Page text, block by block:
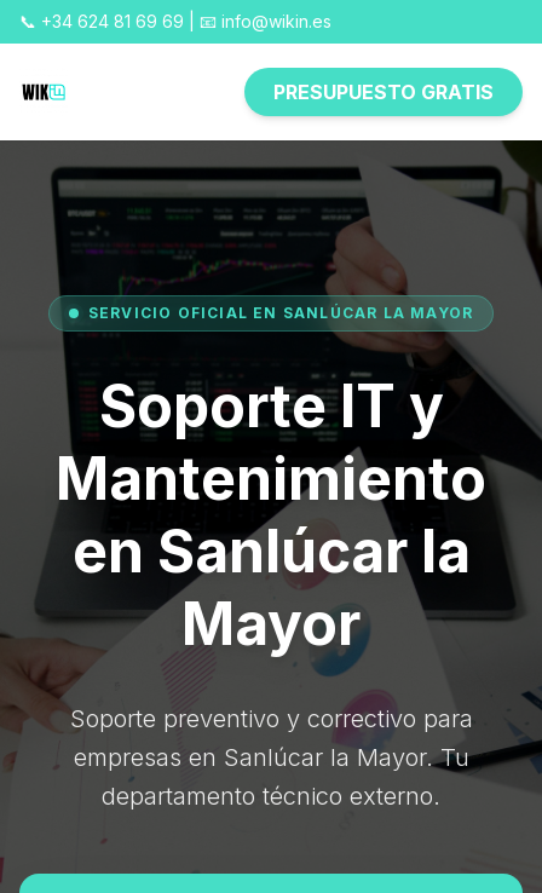
📞 +34 624 81 69 69 | 📧 info@wikin.es
PRESUPUESTO GRATIS
SERVICIO OFICIAL EN SANLÚCAR LA MAYOR
Soporte IT y
Mantenimiento
en Sanlúcar la
Mayor
Soporte preventivo y correctivo para
empresas en Sanlúcar la Mayor. Tu
departamento técnico externo.